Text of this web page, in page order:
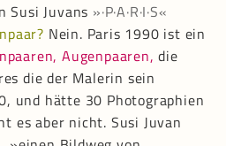
Susi Juvans »·P·A·R·I·S«
Nein. Paris 1990 ist ein
Augenpaaren, die
die der Malerin sein
und hätte 30 Photographien
es aber nicht. Susi Juvan